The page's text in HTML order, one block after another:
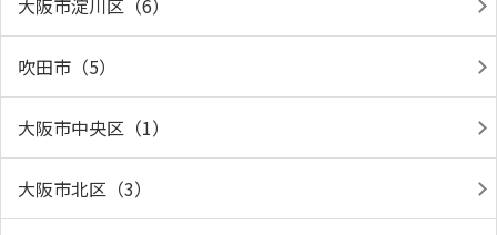
大阪市淀川区（6）
吹田市（5）
大阪市中央区（1）
大阪市北区（3）